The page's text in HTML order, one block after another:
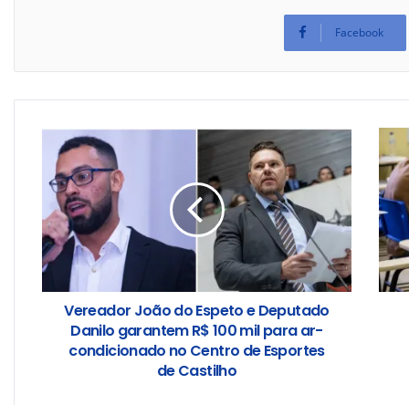
Facebook
Vereador João do Espeto e Deputado
Danilo garantem R$ 100 mil para ar-
condicionado no Centro de Esportes
de Castilho